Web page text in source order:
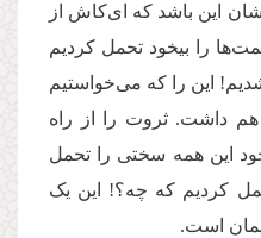
این باشد که ‌ای‌کاش از
را بیخود تحمل کردیم
این را که می‌خواستیم
داشت. ثروت را از راه
این همه سختی را تحمل
کردیم که چه؟! این یک
است.